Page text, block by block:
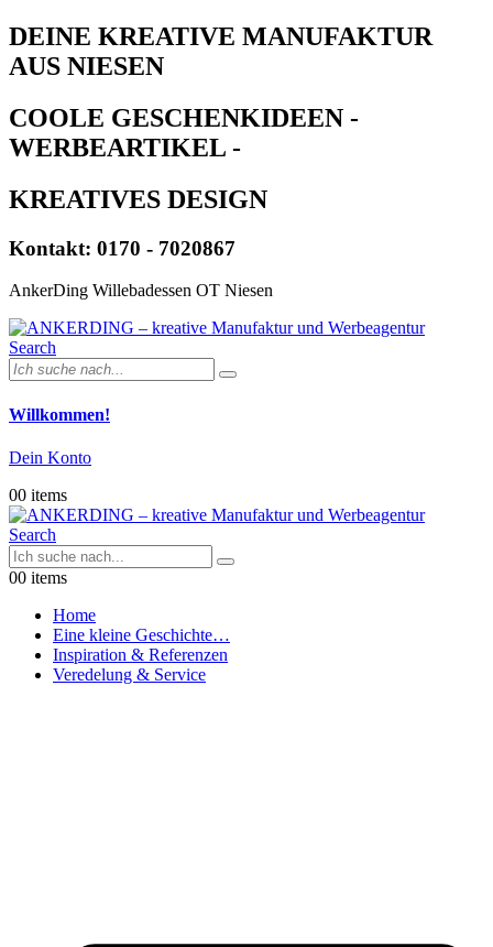
DEINE KREATIVE MANUFAKTUR
AUS NIESEN
COOLE GESCHENKIDEEN -
WERBEARTIKEL -
KREATIVES DESIGN
Kontakt: 0170 - 7020867
AnkerDing Willebadessen OT Niesen
Search
Willkommen!
Dein Konto
00 items
Search
00 items
Home
Eine kleine Geschichte…
Inspiration & Referenzen
Veredelung & Service